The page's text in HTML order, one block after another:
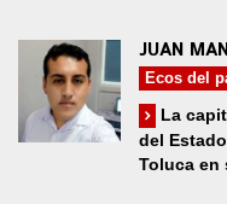
JUAN
Ecos del
La
del
Toluca en